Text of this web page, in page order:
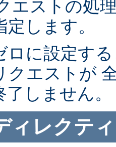
エストの処
します。
ロに設定す
クエストが
しません。
ィレクテ